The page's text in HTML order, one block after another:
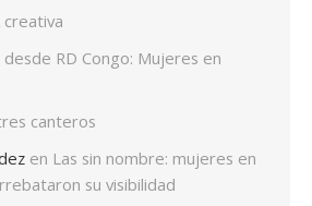
creativa
desde RD Congo: Mujeres en
canteros
en Las sin nombre: mujeres en
su visibilidad